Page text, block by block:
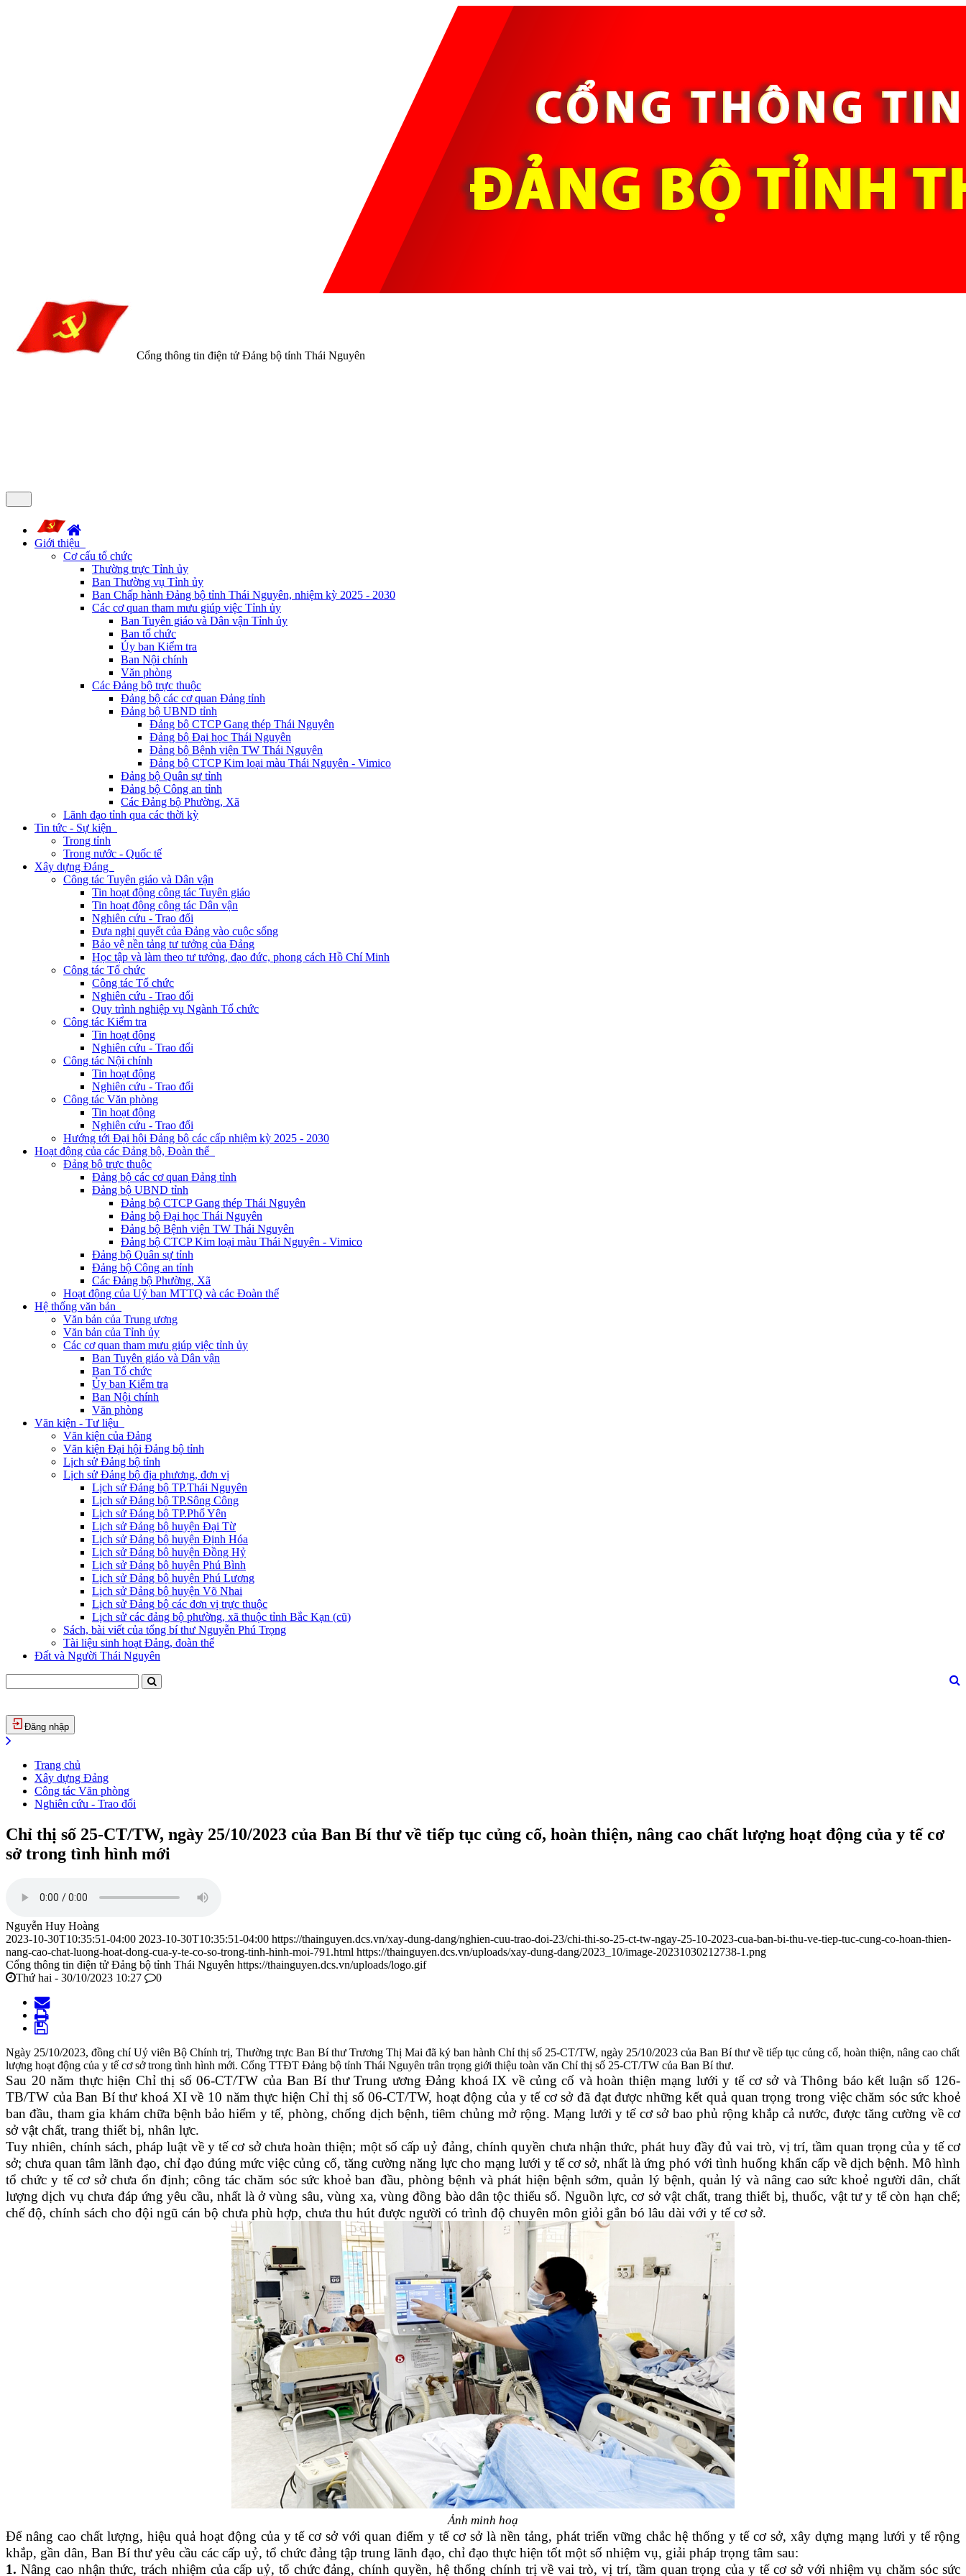
Cổng thông tin điện tử Đảng bộ tỉnh Thái Nguyên
Giới thiệu
Cơ cấu tổ chức
Thường trực Tỉnh ủy
Ban Thường vụ Tỉnh ủy
Ban Chấp hành Đảng bộ tỉnh Thái Nguyên, nhiệm kỳ 2025 - 2030
Các cơ quan tham mưu giúp việc Tỉnh ủy
Ban Tuyên giáo và Dân vận Tỉnh ủy
Ban tổ chức
Ủy ban Kiểm tra
Ban Nội chính
Văn phòng
Các Đảng bộ trực thuộc
Đảng bộ các cơ quan Đảng tỉnh
Đảng bộ UBND tỉnh
Đảng bộ CTCP Gang thép Thái Nguyên
Đảng bộ Đại học Thái Nguyên
Đảng bộ Bệnh viện TW Thái Nguyên
Đảng bộ CTCP Kim loại màu Thái Nguyên - Vimico
Đảng bộ Quân sự tỉnh
Đảng bộ Công an tỉnh
Các Đảng bộ Phường, Xã
Lãnh đạo tỉnh qua các thời kỳ
Tin tức - Sự kiện
Trong tỉnh
Trong nước - Quốc tế
Xây dựng Đảng
Công tác Tuyên giáo và Dân vận
Tin hoạt động công tác Tuyên giáo
Tin hoạt động công tác Dân vận
Nghiên cứu - Trao đổi
Đưa nghị quyết của Đảng vào cuộc sống
Bảo vệ nền tảng tư tưởng của Đảng
Học tập và làm theo tư tưởng, đạo đức, phong cách Hồ Chí Minh
Công tác Tổ chức
Công tác Tổ chức
Nghiên cứu - Trao đổi
Quy trình nghiệp vụ Ngành Tổ chức
Công tác Kiểm tra
Tin hoạt động
Nghiên cứu - Trao đổi
Công tác Nội chính
Tin hoạt động
Nghiên cứu - Trao đổi
Công tác Văn phòng
Tin hoạt động
Nghiên cứu - Trao đổi
Hướng tới Đại hội Đảng bộ các cấp nhiệm kỳ 2025 - 2030
Hoạt động của các Đảng bộ, Đoàn thể
Đảng bộ trực thuộc
Đảng bộ các cơ quan Đảng tỉnh
Đảng bộ UBND tỉnh
Đảng bộ CTCP Gang thép Thái Nguyên
Đảng bộ Đại học Thái Nguyên
Đảng bộ Bệnh viện TW Thái Nguyên
Đảng bộ CTCP Kim loại màu Thái Nguyên - Vimico
Đảng bộ Quân sự tỉnh
Đảng bộ Công an tỉnh
Các Đảng bộ Phường, Xã
Hoạt động của Uỷ ban MTTQ và các Đoàn thể
Hệ thống văn bản
Văn bản của Trung ương
Văn bản của Tỉnh ủy
Các cơ quan tham mưu giúp việc tỉnh ủy
Ban Tuyên giáo và Dân vận
Ban Tổ chức
Ủy ban Kiểm tra
Ban Nội chính
Văn phòng
Văn kiện - Tư liệu
Văn kiện của Đảng
Văn kiện Đại hội Đảng bộ tỉnh
Lịch sử Đảng bộ tỉnh
Lịch sử Đảng bộ địa phương, đơn vị
Lịch sử Đảng bộ TP.Thái Nguyên
Lịch sử Đảng bộ TP.Sông Công
Lịch sử Đảng bộ TP.Phổ Yên
Lịch sử Đảng bộ huyện Đại Từ
Lịch sử Đảng bộ huyện Định Hóa
Lịch sử Đảng bộ huyện Đồng Hỷ
Lịch sử Đảng bộ huyện Phú Bình
Lịch sử Đảng bộ huyện Phú Lương
Lịch sử Đảng bộ huyện Võ Nhai
Lịch sử Đảng bộ các đơn vị trực thuộc
Lịch sử các đảng bộ phường, xã thuộc tỉnh Bắc Kạn (cũ)
Sách, bài viết của tổng bí thư Nguyễn Phú Trọng
Tài liệu sinh hoạt Đảng, đoàn thể
Đất và Người Thái Nguyên
Đăng nhập
Trang chủ
Xây dựng Đảng
Công tác Văn phòng
Nghiên cứu - Trao đổi
Chỉ thị số 25-CT/TW, ngày 25/10/2023 của Ban Bí thư về tiếp tục củng cố, hoàn thiện, nâng cao chất lượng hoạt động của y tế cơ
sở trong tình hình mới
Nguyễn Huy Hoàng
2023-10-30T10:35:51-04:00 2023-10-30T10:35:51-04:00 https://thainguyen.dcs.vn/xay-dung-dang/nghien-cuu-trao-doi-23/chi-thi-so-25-ct-tw-ngay-25-10-2023-cua-ban-bi-thu-ve-tiep-tuc-cung-co-hoan-thien-
nang-cao-chat-luong-hoat-dong-cua-y-te-co-so-trong-tinh-hinh-moi-791.html https://thainguyen.dcs.vn/uploads/xay-dung-dang/2023_10/image-20231030212738-1.png
Cổng thông tin điện tử Đảng bộ tỉnh Thái Nguyên https://thainguyen.dcs.vn/uploads/logo.gif
Thứ hai - 30/10/2023 10:27
0
Ngày 25/10/2023, đồng chí Uỷ viên Bộ Chính trị, Thường trực Ban Bí thư Trương Thị Mai đã ký ban hành Chỉ thị số 25-CT/TW, ngày 25/10/2023 của Ban Bí thư về tiếp tục củng cố, hoàn thiện, nâng cao chất
lượng hoạt động của y tế cơ sở trong tình hình mới. Cổng TTĐT Đảng bộ tỉnh Thái Nguyên trân trọng giới thiệu toàn văn Chỉ thị số 25-CT/TW của Ban Bí thư.
Sau 20 năm thực hiện Chỉ thị số 06-CT/TW của Ban Bí thư Trung ương Đảng khoá IX về củng cố và hoàn thiện mạng lưới y tế cơ sở và Thông báo kết luận số 126-
TB/TW của Ban Bí thư khoá XI về 10 năm thực hiện Chỉ thị số 06-CT/TW, hoạt động của y tế cơ sở đã đạt được những kết quả quan trọng trong việc chăm sóc sức khoẻ
ban đầu, tham gia khám chữa bệnh bảo hiểm y tế, phòng, chống dịch bệnh, tiêm chủng mở rộng. Mạng lưới y tế cơ sở bao phủ rộng khắp cả nước, được tăng cường về cơ
sở vật chất, trang thiết bị, nhân lực.
Tuy nhiên, chính sách, pháp luật về y tế cơ sở chưa hoàn thiện; một số cấp uỷ đảng, chính quyền chưa nhận thức, phát huy đầy đủ vai trò, vị trí, tầm quan trọng của y tế cơ
sở; chưa quan tâm lãnh đạo, chỉ đạo đúng mức việc củng cố, tăng cường năng lực cho mạng lưới y tế cơ sở, nhất là ứng phó với tình huống khẩn cấp về dịch bệnh. Mô hình
tổ chức y tế cơ sở chưa ổn định; công tác chăm sóc sức khoẻ ban đầu, phòng bệnh và phát hiện bệnh sớm, quản lý bệnh, quản lý và nâng cao sức khoẻ người dân, chất
lượng dịch vụ chưa đáp ứng yêu cầu, nhất là ở vùng sâu, vùng xa, vùng đồng bào dân tộc thiểu số. Nguồn lực, cơ sở vật chất, trang thiết bị, thuốc, vật tư y tế còn hạn chế;
chế độ, chính sách cho đội ngũ cán bộ chưa phù hợp, chưa thu hút được người có trình độ chuyên môn giỏi gắn bó lâu dài với y tế cơ sở.
Ảnh minh hoạ
Để nâng cao chất lượng, hiệu quả hoạt động của y tế cơ sở với quan điểm y tế cơ sở là nền tảng, phát triển vững chắc hệ thống y tế cơ sở, xây dựng mạng lưới y tế rộng
khắp, gần dân, Ban Bí thư yêu cầu các cấp uỷ, tổ chức đảng tập trung lãnh đạo, chỉ đạo thực hiện tốt một số nhiệm vụ, giải pháp trọng tâm sau:
1. Nâng cao nhận thức, trách nhiệm của cấp uỷ, tổ chức đảng, chính quyền, hệ thống chính trị về vai trò, vị trí, tầm quan trọng của y tế cơ sở với nhiệm vụ chăm sóc sức